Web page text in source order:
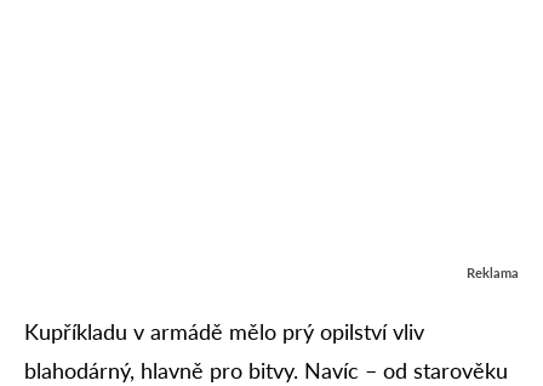
Reklama
Kupříkladu v armádě mělo prý opilství vliv
blahodárný, hlavně pro bitvy. Navíc – od starověku